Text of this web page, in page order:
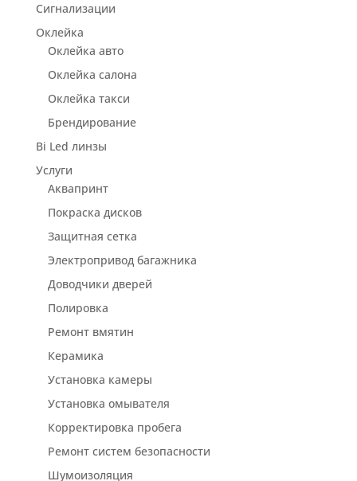
Сигнализации
Оклейка
Оклейка авто
Оклейка салона
Оклейка такси
Брендирование
Bi Led линзы
Услуги
Аквапринт
Покраска дисков
Защитная сетка
Электропривод багажника
Доводчики дверей
Полировка
Ремонт вмятин
Керамика
Установка камеры
Установка омывателя
Корректировка пробега
Ремонт систем безопасности
Шумоизоляция